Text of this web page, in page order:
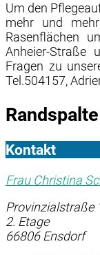
Um den
mehr und
Rasenflächen
Anheier-Straße
Fragen zu
Tel.504157,
Randspalte
Kontakt
Frau Christina
Provinzialstraße
2. Etage
66806 Ensdorf